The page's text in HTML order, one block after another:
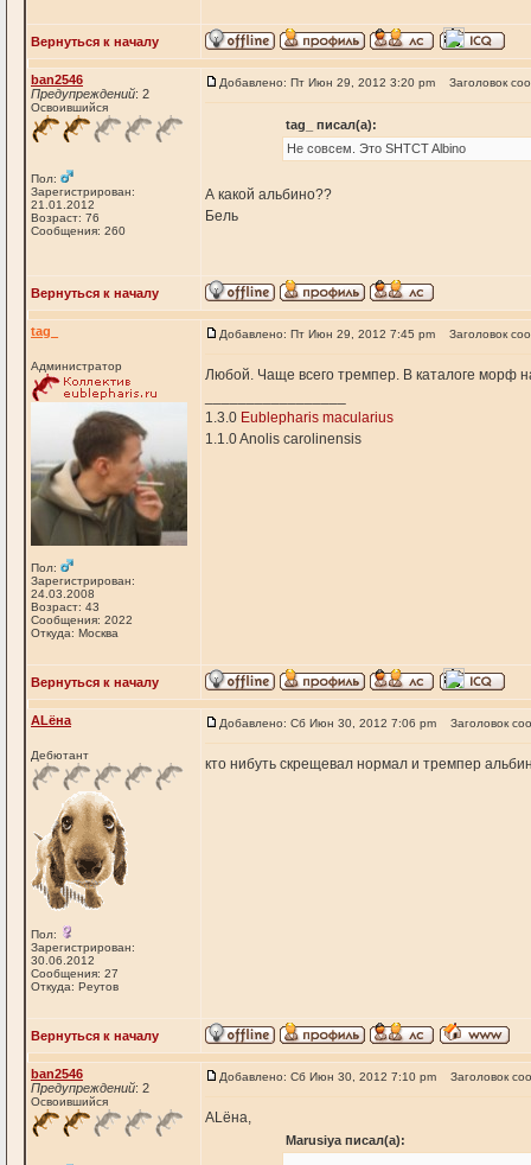
Вернуться к началу
ban2546
Предупреждений: 2
Освоившийся
Пол:
Зарегистрирован:
21.01.2012
Возраст: 76
Сообщения: 260
Добавлено: Пт Июн 29, 2012 3:20 pm Заголовок
tag_ писал(а):
Не совсем. Это SHTCT Albino
А какой альбино??
Бель
Вернуться к началу
tag_
Администратор
Пол:
Зарегистрирован:
24.03.2008
Возраст: 43
Сообщения: 2022
Откуда: Москва
Добавлено: Пт Июн 29, 2012 7:45 pm Заголовок
Любой. Чаще всего тремпер. В каталоге морф
1.3.0 Eublepharis macularius
1.1.0 Anolis carolinensis
Вернуться к началу
АLёна
Дебютант
Пол:
Зарегистрирован:
30.06.2012
Сообщения: 27
Откуда: Реутов
Добавлено: Сб Июн 30, 2012 7:06 pm Заголовок
кто нибуть скрещевал нормал и тремпер
Вернуться к началу
ban2546
Предупреждений: 2
Освоившийся
Добавлено: Сб Июн 30, 2012 7:10 pm Заголовок
АLёна,
Marusiya писал(а):